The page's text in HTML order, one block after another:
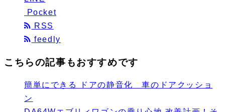
Pocket
RSS
feedly
こちらの記事もおすすめです
簡単にできる ドアの静音化 車のドアクッショ
ン